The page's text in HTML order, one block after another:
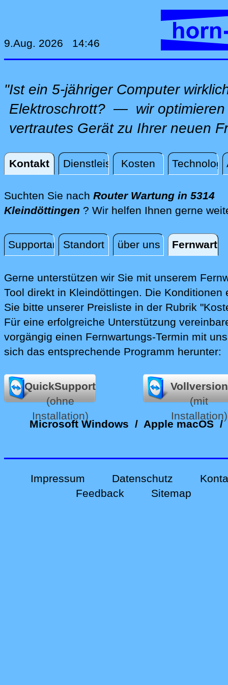
9.Aug. 2026 14:46
"Ist ein 5-jähriger Computer
Elektroschrott? — wir optimieren
vertrautes Gerät zu Ihrer neuen
Kontakt Dienstleistungen
Kosten
Kontakt
Suchten Sie nach Router Wartung in 5314
Kleindöttingen ? Wir helfen Ihnen gerne
SupportanfrageStandort über uns
Fernwartung
Gerne unterstützen wir Sie mit unserem
Tool direkt in Kleindöttingen. Die Konditionen
Sie bitte unserer Preisliste in der Rubrik
Für eine erfolgreiche Unterstützung
vorgängig einen Fernwartungs-Termin mit
sich das entsprechende Programm herunter:
QuickSupport
(ohne
Installation)
Vollversion
(mit
Installation)
Microsoft Windows /Apple macOS /
Impressum Datenschutz
Feedback
Sitemap